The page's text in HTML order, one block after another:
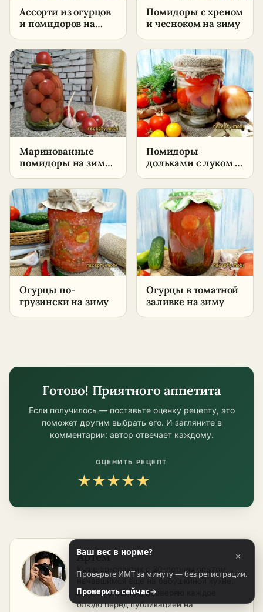
Ассорти из огурцов
и помидоров на
рецепт в домашних
условиях
Помидоры с хреном
и чесноком на зиму
Маринованные
помидоры на зиму
рецепт в домашних
условиях
Помидоры
дольками с луком и
стерилизации
Огурцы по-
грузински на зиму
Огурцы в томатной
заливке на зиму
Готово! Приятного аппетита
Если получилось — поставьте оценку рецепту, это
поможет другим выбрать его. И загляните в
комментарии: автор отвечает каждому.
ОЦЕНИТЬ РЕЦЕПТ
★★★★★
Артём
Кулинар-практик с 30-летним опытом,
начавшимся ещё на бабушкиной кухне.
Лично готовлю и проверяю каждое
блюдо перед публикацией на
Ваш вес в норме? ×
Проверьте ИМТ за минуту — без регистрации.
Проверить сейчас→